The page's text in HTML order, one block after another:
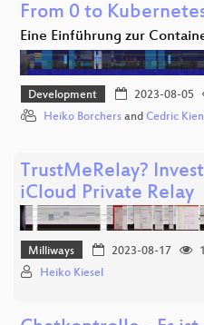
From 0 to
Eine Einführung zur
Development 2023-08-05
Heiko Borchers and Cedric
TrustMeRelay?
iCloud Private Relay
Milliways 2023-08-17
Heiko Kiesel